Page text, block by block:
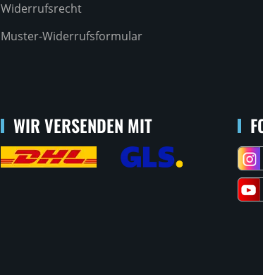
Widerrufsrecht
Muster-Widerrufsformular
WIR VERSENDEN MIT